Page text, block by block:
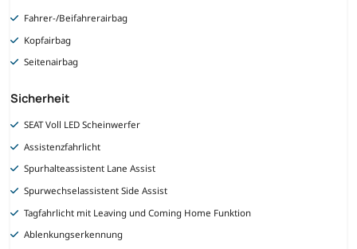
Fahrer-/Beifahrerairbag
Kopfairbag
Seitenairbag
Sicherheit
SEAT Voll LED Scheinwerfer
Assistenzfahrlicht
Spurhalteassistent Lane Assist
Spurwechselassistent Side Assist
Tagfahrlicht mit Leaving und Coming Home Funktion
Ablenkungserkennung